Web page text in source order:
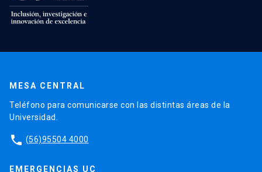
MESA CENTRAL
Teléfono para comunicarse con las distintas áreas de la
Universidad.
phone (56)95504 4000
EMERGENCIAS UC